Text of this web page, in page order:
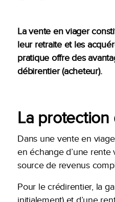
La vente en viager
leur retraite et les
pratique offre des
débirentier (acheteur).
La
Dans une vente en
en échange d’une rente
source de revenus
Pour le crédirentier, la